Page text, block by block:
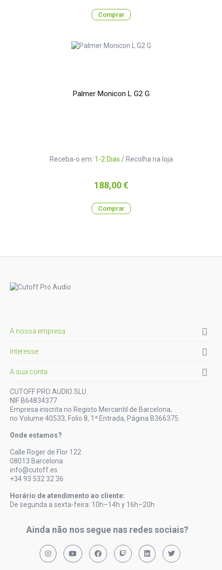
Comprar
Palmer Monicon L G2 G
Receba-o em: 1-2 Dias / Recolha na loja
Preço
188,00 €
Comprar
A nossa empresa 
Interesse 
A sua conta 
CUTOFF PRO AUDIO SLU
NIF B64834377
Empresa inscrita no Registo Mercantil de Barcelona,
no Volume 40533, Folio 8, 1ª Entrada, Página B366375.
Onde estamos?
Calle Roger de Flor 122
08013 Barcelona
info@cutoff.es
+34 93 532 32 36
Horário de atendimento ao cliente:
De segunda a sexta-feira: 10h–14h y 16h–20h
Ainda não nos segue nas redes sociais?